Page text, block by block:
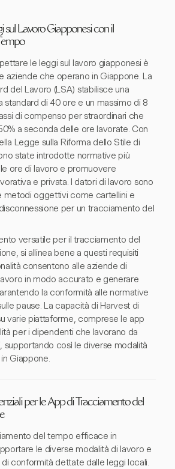
sul Lavoro Giapponesi con il
le leggi sul lavoro giapponesi è
aziende che operano in Giappone. La
del Lavoro (LSA) stabilisce una
standard di 40 ore e un massimo di 8
di compenso per straordinari che
a seconda delle ore lavorate. Con
Legge sulla Riforma dello Stile di
state introdotte normative più
ore di lavoro e promuovere
e privata. I datori di lavoro sono
metodi oggettivi come cartellini e
per un tracciamento del
versatile per il tracciamento del
si allinea bene a questi requisiti
consentono alle aziende di
in modo accurato e generare
la conformità alle normative
pause. La capacità di Harvest di
varie piattaforme, comprese le app
per i dipendenti che lavorano da
supportando così le diverse modalità
Giappone.
per le App di Tracciamento del
del tempo efficace in
le diverse modalità di lavoro e
conformità dettate dalle leggi locali.